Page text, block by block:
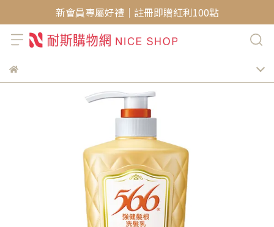
新會員專屬好禮｜註冊即贈紅利100點